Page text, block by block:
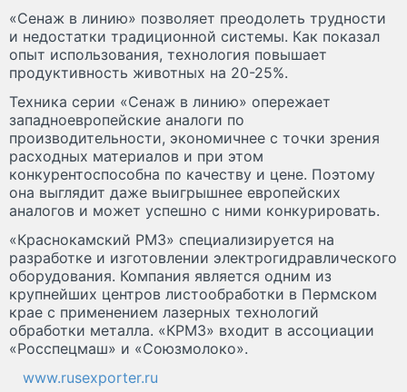
«Сенаж в линию» позволяет преодолеть трудности
и недостатки традиционной системы. Как показал
опыт использования, технология повышает
продуктивность животных на 20-25%.
Техника серии «Сенаж в линию» опережает
западноевропейские аналоги по
производительности, экономичнее с точки зрения
расходных материалов и при этом
конкурентоспособна по качеству и цене. Поэтому
она выглядит даже выигрышнее европейских
аналогов и может успешно с ними конкурировать.
«Краснокамский РМЗ» специализируется на
разработке и изготовлении электрогидравлического
оборудования. Компания является одним из
крупнейших центров листообработки в Пермском
крае с применением лазерных технологий
обработки металла. «КРМЗ» входит в ассоциации
«Росспецмаш» и «Союзмолоко».
www.rusexporter.ru